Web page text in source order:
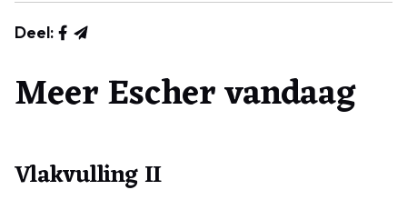
Deel:
Meer Escher vandaag
Vlakvulling II